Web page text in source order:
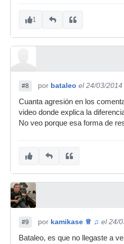
1
#8 por bataleo el 24/03/2014
Cuanta agresión en los
video donde explica la
No veo porque esa forma de
#9 por kamikase ♕ ♫ el 24/
Bataleo, es que no llegaste a